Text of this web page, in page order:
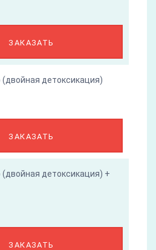
ЗАКАЗАТЬ
детоксикация)
ЗАКАЗАТЬ
детоксикация) +
ЗАКАЗАТЬ